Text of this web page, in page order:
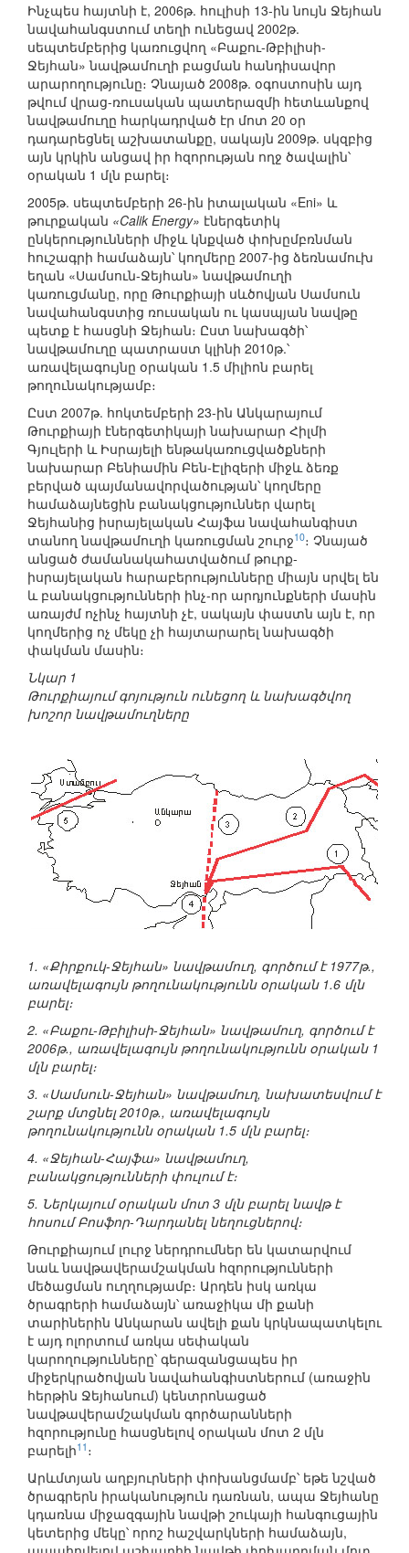
Ինչպես հայտնի է, 2006թ. հուլիսի 13-ին նույն Ջեյհան
նավահանգստում տեղի ունեցավ 2002թ.
սեպտեմբերից կառուցվող «Բաքու-Թբիլիսի-
Ջեյհան» նավթամուղի բացման հանդիսավոր
արարողությունը։ Չնայած 2008թ. օգոստոսին այդ
թվում վրաց-ռուսական պատերազմի հետևանքով
նավթամուղը հարկադրված էր մոտ 20 օր
դադարեցնել աշխատանքը, սակայն 2009թ. սկզբից
այն կրկին անցավ իր հզորության ողջ ծավալին՝
օրական 1 մլն բարել։
2005թ. սեպտեմբերի 26-ին իտալական «Eni» և
թուրքական «Calik Energy» էներգետիկ
ընկերությունների միջև կնքված փոխըմբռնման
հուշագրի համաձայն՝ կողմերը 2007-ից ձեռնամուխ
եղան «Սամսուն-Ջեյհան» նավթամուղի
կառուցմանը, որը Թուրքիայի սևծովյան Սամսուն
նավահանգստից ռուսական ու կասպյան նավթը
պետք է հասցնի Ջեյհան։ Ըստ նախագծի՝
նավթամուղը պատրաստ կլինի 2010թ.՝
առավելագույնը օրական 1.5 միլիոն բարել
թողունակությամբ։
Ըստ 2007թ. հոկտեմբերի 23-ին Անկարայում
Թուրքիայի էներգետիկայի նախարար Հիլմի
Գյուլերի և Իսրայելի ենթակառուցվածքների
նախարար Բենիամին Բեն-Էլիզերի միջև ձեռք
բերված պայմանավորվածության՝ կողմերը
համաձայնեցին բանակցություններ վարել
Ջեյհանից իսրայելական Հայֆա նավահանգիստ
տանող նավթամուղի կառուցման շուրջ10։ Չնայած
անցած ժամանակահատվածում թուրք-
իսրայելական հարաբերությունները միայն սրվել են
և բանակցությունների ինչ-որ արդյունքների մասին
առայժմ ոչինչ հայտնի չէ, սակայն փաստն այն է, որ
կողմերից ոչ մեկը չի հայտարարել նախագծի
փակման մասին։
Նկար 1
Թուրքիայում գոյություն ունեցող և նախագծվող
խոշոր նավթամուղները
1. «Քիրքուկ-Ջեյհան» նավթամուղ, գործում է 1977թ.,
առավելագույն թողունակությունն օրական 1.6 մլն
բարել։
2. «Բաքու-Թբիլիսի-Ջեյհան» նավթամուղ, գործում է
2006թ., առավելագույն թողունակությունն օրական 1
մլն բարել։
3. «Սամսուն-Ջեյհան» նավթամուղ, նախատեսվում է
շարք մտցնել 2010թ., առավելագույն
թողունակությունն օրական 1.5 մլն բարել։
4. «Ջեյհան-Հայֆա» նավթամուղ,
բանակցությունների փուլում է։
5. Ներկայում օրական մոտ 3 մլն բարել նավթ է
հոսում Բոսֆոր-Դարդանել նեղուցներով։
Թուրքիայում լուրջ ներդրումներ են կատարվում
նաև նավթավերամշակման հզորությունների
մեծացման ուղղությամբ։ Արդեն իսկ առկա
ծրագրերի համաձայն՝ առաջիկա մի քանի
տարիներին Անկարան ավելի քան կրկնապատկելու
է այդ ոլորտում առկա սեփական
կարողությունները՝ գերազանցապես իր
միջերկրածովյան նավահանգիստներում (առաջին
հերթին Ջեյհանում) կենտրոնացած
նավթավերամշակման գործարանների
հզորությունը հասցնելով օրական մոտ 2 մլն
բարելի11 ։
Արևմտյան աղբյուրների փոխանցմամբ՝ եթե նշված
ծրագրերն իրականություն դառնան, ապա Ջեյհանը
կդառնա միջազգային նավթի շուկայի հանգուցային
կետերից մեկը՝ որոշ հաշվարկների համաձայն,